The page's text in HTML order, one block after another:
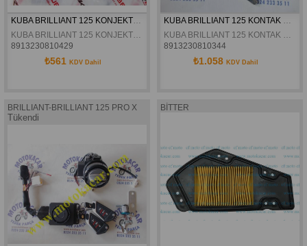
KUBA BRILLIANT 125 KONJEKTÖR ORJİNAL
KUBA BRILLIANT 125 KONJEKTÖR ORJİNAL
8913230810429
₺561 KDV Dahil
8913230810344
₺1.058 KDV Dahil
BRILLIANT-BRILLIANT 125 PRO X
Tükendi
BİTTER